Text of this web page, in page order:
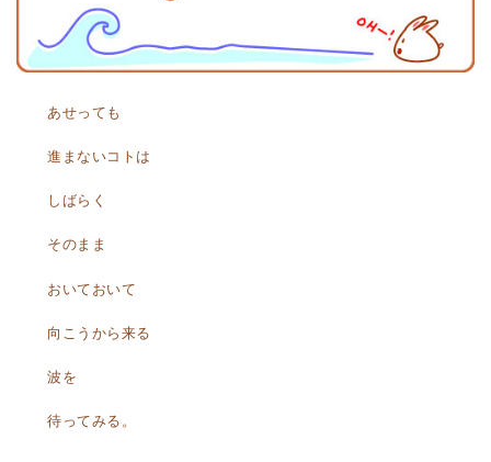
あせっても
進まないコトは
しばらく
そのまま
おいておいて
向こうから来る
波を
待ってみる。